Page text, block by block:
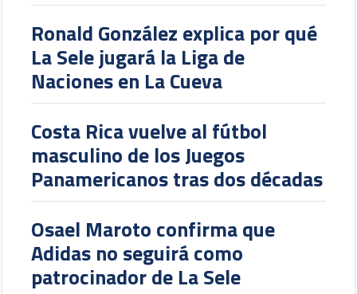
Ronald González explica por qué
La Sele jugará la Liga de
Naciones en La Cueva
Costa Rica vuelve al fútbol
masculino de los Juegos
Panamericanos tras dos décadas
Osael Maroto confirma que
Adidas no seguirá como
patrocinador de La Sele